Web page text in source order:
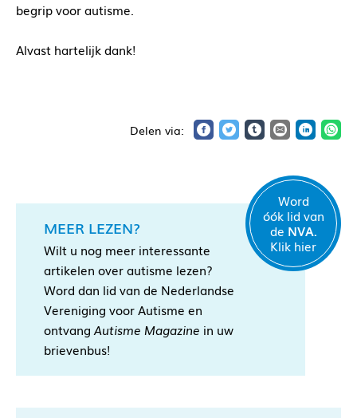
begrip voor autisme.
Alvast hartelijk dank!
MEER LEZEN?
Wilt u nog meer interessante
artikelen over autisme lezen?
Word dan lid van de Nederlandse
Vereniging voor Autisme en
ontvang Autisme Magazine in uw
brievenbus!
Word
óók lid van
de NVA.
Klik hier